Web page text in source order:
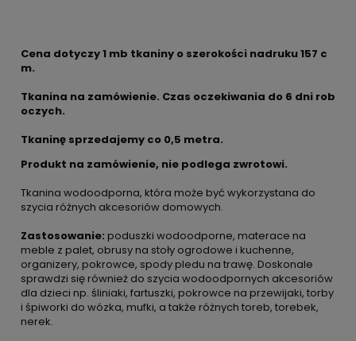
Cena dotyczy 1 mb tkaniny o szerokości nadruku 157 c
m.
Tkanina na zamówienie. Czas oczekiwania do 6 dni rob
oczych.
Tkaninę sprzedajemy co 0,5 metra.
Produkt na zamówienie, nie podlega zwrotowi.
Tkanina wodoodporna, która może być wykorzystana do
szycia różnych akcesoriów domowych.
Zastosowanie: poduszki wodoodporne, materace na
meble z palet, obrusy na stoły ogrodowe i kuchenne,
organizery, pokrowce, spody pledu na trawę. Doskonale
sprawdzi się również do szycia wodoodpornych akcesoriów
dla dzieci np. śliniaki, fartuszki, pokrowce na przewijaki, torby
i śpiworki do wózka, mufki, a także różnych toreb, torebek,
nerek.